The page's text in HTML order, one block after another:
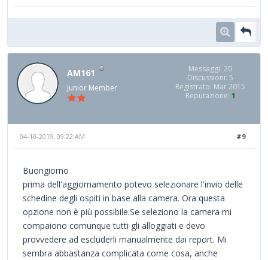
AM161
Junior Member
Messaggi: 20
Discussioni: 5
Registrato: Mar 2015
Reputazione: 1
#9
04-10-2019, 09:22 AM
Buongiorno
prima dell'aggiornamento potevo selezionare l'invio delle
schedine degli ospiti in base alla camera. Ora questa
opzione non è più possibile.Se seleziono la camera mi
compaiono comunque tutti gli alloggiati e devo
provvedere ad escluderli manualmente dai report. Mi
sembra abbastanza complicata come cosa, anche